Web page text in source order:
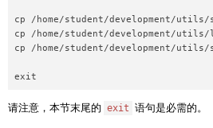
cp /home/student/development/utils/
cp /home/student/development/utils/
cp /home/student/development/utils/
exit
请注意，本节末尾的 exit 语句是必需的。